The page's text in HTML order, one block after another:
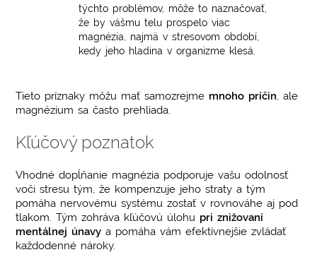
týchto problémov, môže to naznačovať,
že by vášmu telu prospelo viac
magnézia, najmä v stresovom období,
kedy jeho hladina v organizme klesá.
Tieto príznaky môžu mať samozrejme mnoho príčin, ale
magnézium sa často prehliada.
Kľúčový poznatok
Vhodné dopĺňanie magnézia podporuje vašu odolnosť
voči stresu tým, že kompenzuje jeho straty a tým
pomáha nervovému systému zostať v rovnováhe aj pod
tlakom. Tým zohráva kľúčovú úlohu pri znižovaní
mentálnej únavy a pomáha vám efektívnejšie zvládať
každodenné nároky.